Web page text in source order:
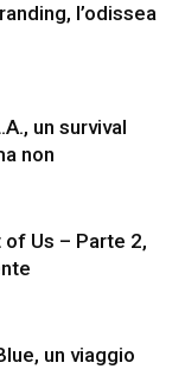
l’odissea
un survival
non
Us – Parte 2,
un viaggio